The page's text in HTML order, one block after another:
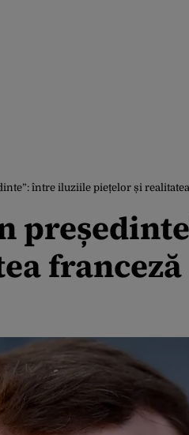
între iluziile piețelor și
franceză